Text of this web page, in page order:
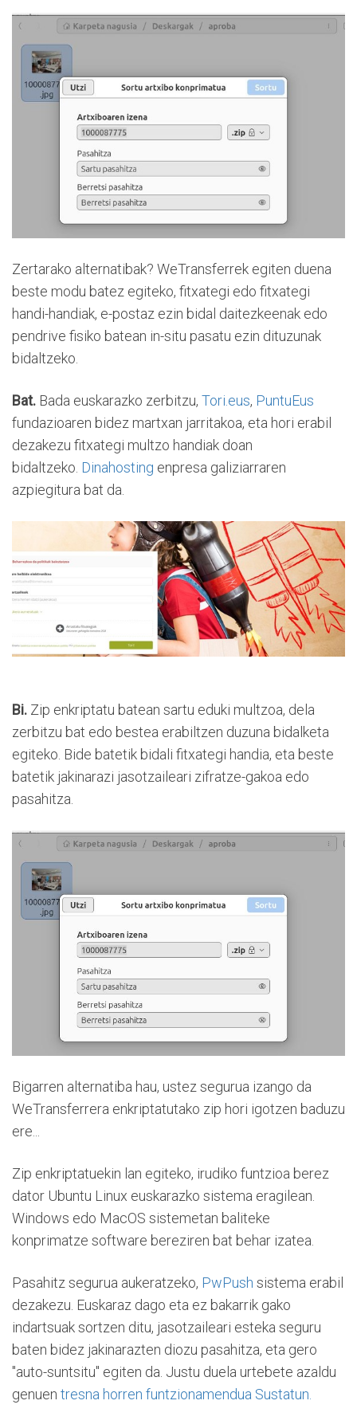
Zertarako alternatibak? WeTransferrek egiten duena
beste modu batez egiteko, fitxategi edo fitxategi
handi-handiak, e-postaz ezin bidal daitezkeenak edo
pendrive fisiko batean in-situ pasatu ezin dituzunak
bidaltzeko.
Bat. Bada euskarazko zerbitzu, Tori.eus, PuntuEus
fundazioaren bidez martxan jarritakoa, eta hori erabil
dezakezu fitxategi multzo handiak doan
bidaltzeko. Dinahosting enpresa galiziarraren
azpiegitura bat da.
Bi. Zip enkriptatu batean sartu eduki multzoa, dela
zerbitzu bat edo bestea erabiltzen duzuna bidalketa
egiteko. Bide batetik bidali fitxategi handia, eta beste
batetik jakinarazi jasotzaileari zifratze-gakoa edo
pasahitza.
Bigarren alternatiba hau, ustez segurua izango da
WeTransferrera enkriptatutako zip hori igotzen baduzu
ere...
Zip enkriptatuekin lan egiteko, irudiko funtzioa berez
dator Ubuntu Linux euskarazko sistema eragilean.
Windows edo MacOS sistemetan baliteke
konprimatze software bereziren bat behar izatea.
Pasahitz segurua aukeratzeko, PwPush sistema erabil
dezakezu. Euskaraz dago eta ez bakarrik gako
indartsuak sortzen ditu, jasotzaileari esteka seguru
baten bidez jakinarazten diozu pasahitza, eta gero
"auto-suntsitu" egiten da. Justu duela urtebete azaldu
genuen tresna horren funtzionamendua Sustatun.